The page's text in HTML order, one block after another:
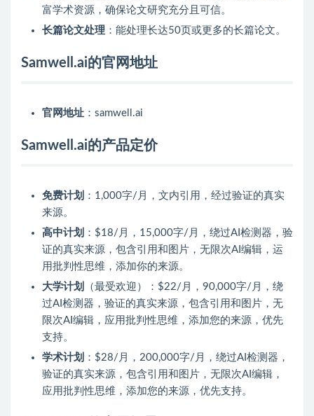
富学术资源，确保论文研究充分且可信。
长篇论文处理 ：能处理长达50页或更多的长篇论文。
Samwell.ai的官网地址
官网地址 ：samwell.ai
Samwell.ai的产品定价
免费计划 ：1,000字/月，文内引用，经过验证的真实
来源。
高中计划 ：$18/月，15,000字/月，绕过AI检测器，验
证的真实来源，包含引用和图片，无限次AI编辑，运
用批判性思维，添加你的来源。
大学计划
（最受欢迎）：$22/月，90,000字/月，绕
过AI检测器，验证的真实来源，包含引用和图片，无
限次AI编辑，应用批判性思维，添加您的来源，优先
支持。
学术计划 ：$28/月，200,000字/月，绕过AI检测器，
验证的真实来源，包含引用和图片，无限次AI编辑，
应用批判性思维，添加您的来源，优先支持。